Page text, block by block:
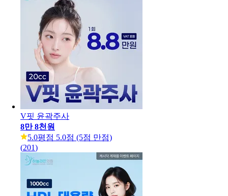
V핏 윤곽주사
8만 8천원
5.0평점 5.0점 (5점 만점)
(201)